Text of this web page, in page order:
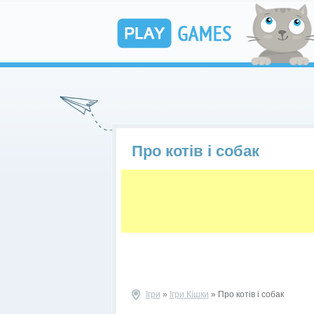
Про котів і собак
Ігри » Ігри Кішки » Про котів і собак